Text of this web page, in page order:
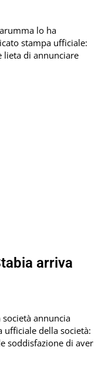
lo ha
stampa ufficiale:
lieta di annunciare
arriva
società annuncia
della società:
soddisfazione di aver